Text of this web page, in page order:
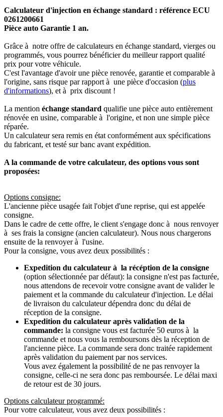
Calculateur d'injection en échange standard : référence ECU
0261200661
Pièce auto Garantie 1 an.
Grâce à notre offre de calculateurs en échange standard, vierges ou
programmés, vous pourrez bénéficier du meilleur rapport qualité
prix pour votre véhicule.
C'est l'avantage d'avoir une pièce renovée, garantie et comparable à
l'origine, sans risque par rapport à une pièce d'occasion (plus
d'informations), et à prix discount !
La mention échange standard qualifie une pièce auto entièrement
rénovée en usine, comparable à l'origine, et non une simple pièce
réparée.
Un calculateur sera remis en état conformément aux spécifications
du fabricant, et testé sur banc avant expédition.
A la commande de votre calculateur, des options vous sont
proposées:
Options consigne:
L'ancienne pièce usagée fait l'objet d'une reprise, qui est appelée
consigne.
Dans le cadre de cette offre, le client s'engage donc à nous renvoyer
à ses frais la consigne (ancien calculateur). Nous nous chargerons
ensuite de la renvoyer à l'usine.
Pour la consigne, vous avez deux possibilités :
Expedition du calculateur à la récéption de la consigne
(option sélectionnée par défaut): la consigne n'est pas facturée,
nous attendons de recevoir votre consigne avant de valider le
paiement et la commande du calculateur d'injection. Le délai
de livraison du calculateur dépendra donc du délai de
réception de la consigne.
Expedition du calculateur après validation de la
commande: la consigne vous est facturée 50 euros à la
commande et nous vous la remboursons dès la réception de
l'ancienne pièce. La commande sera donc traitée rapidement
après validation du paiement par nos services.
Vous avez également la possibilité de ne pas renvoyer la
consigne, celle-ci ne sera donc pas remboursée. Le délai maxi
de retour est de 30 jours.
Options calculateur programmé:
Pour votre calculateur, vous avez deux possibilités :